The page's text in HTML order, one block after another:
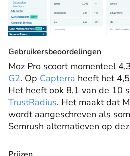
Gebruikersbeoordelingen
Moz Pro scoort momenteel
G2. Op Capterra heeft het
Het heeft ook 8,1 van de 10
TrustRadius. Het maakt dat
wordt aangeschreven als
Semrush alternatieven op